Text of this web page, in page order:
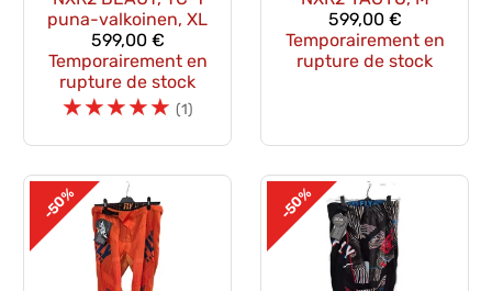
puna-valkoinen, XL
599,00 €
Temporairement en
rupture de stock
☆☆☆☆☆ (1)
599,00 €
Temporairement en
rupture de stock
-50% -50%